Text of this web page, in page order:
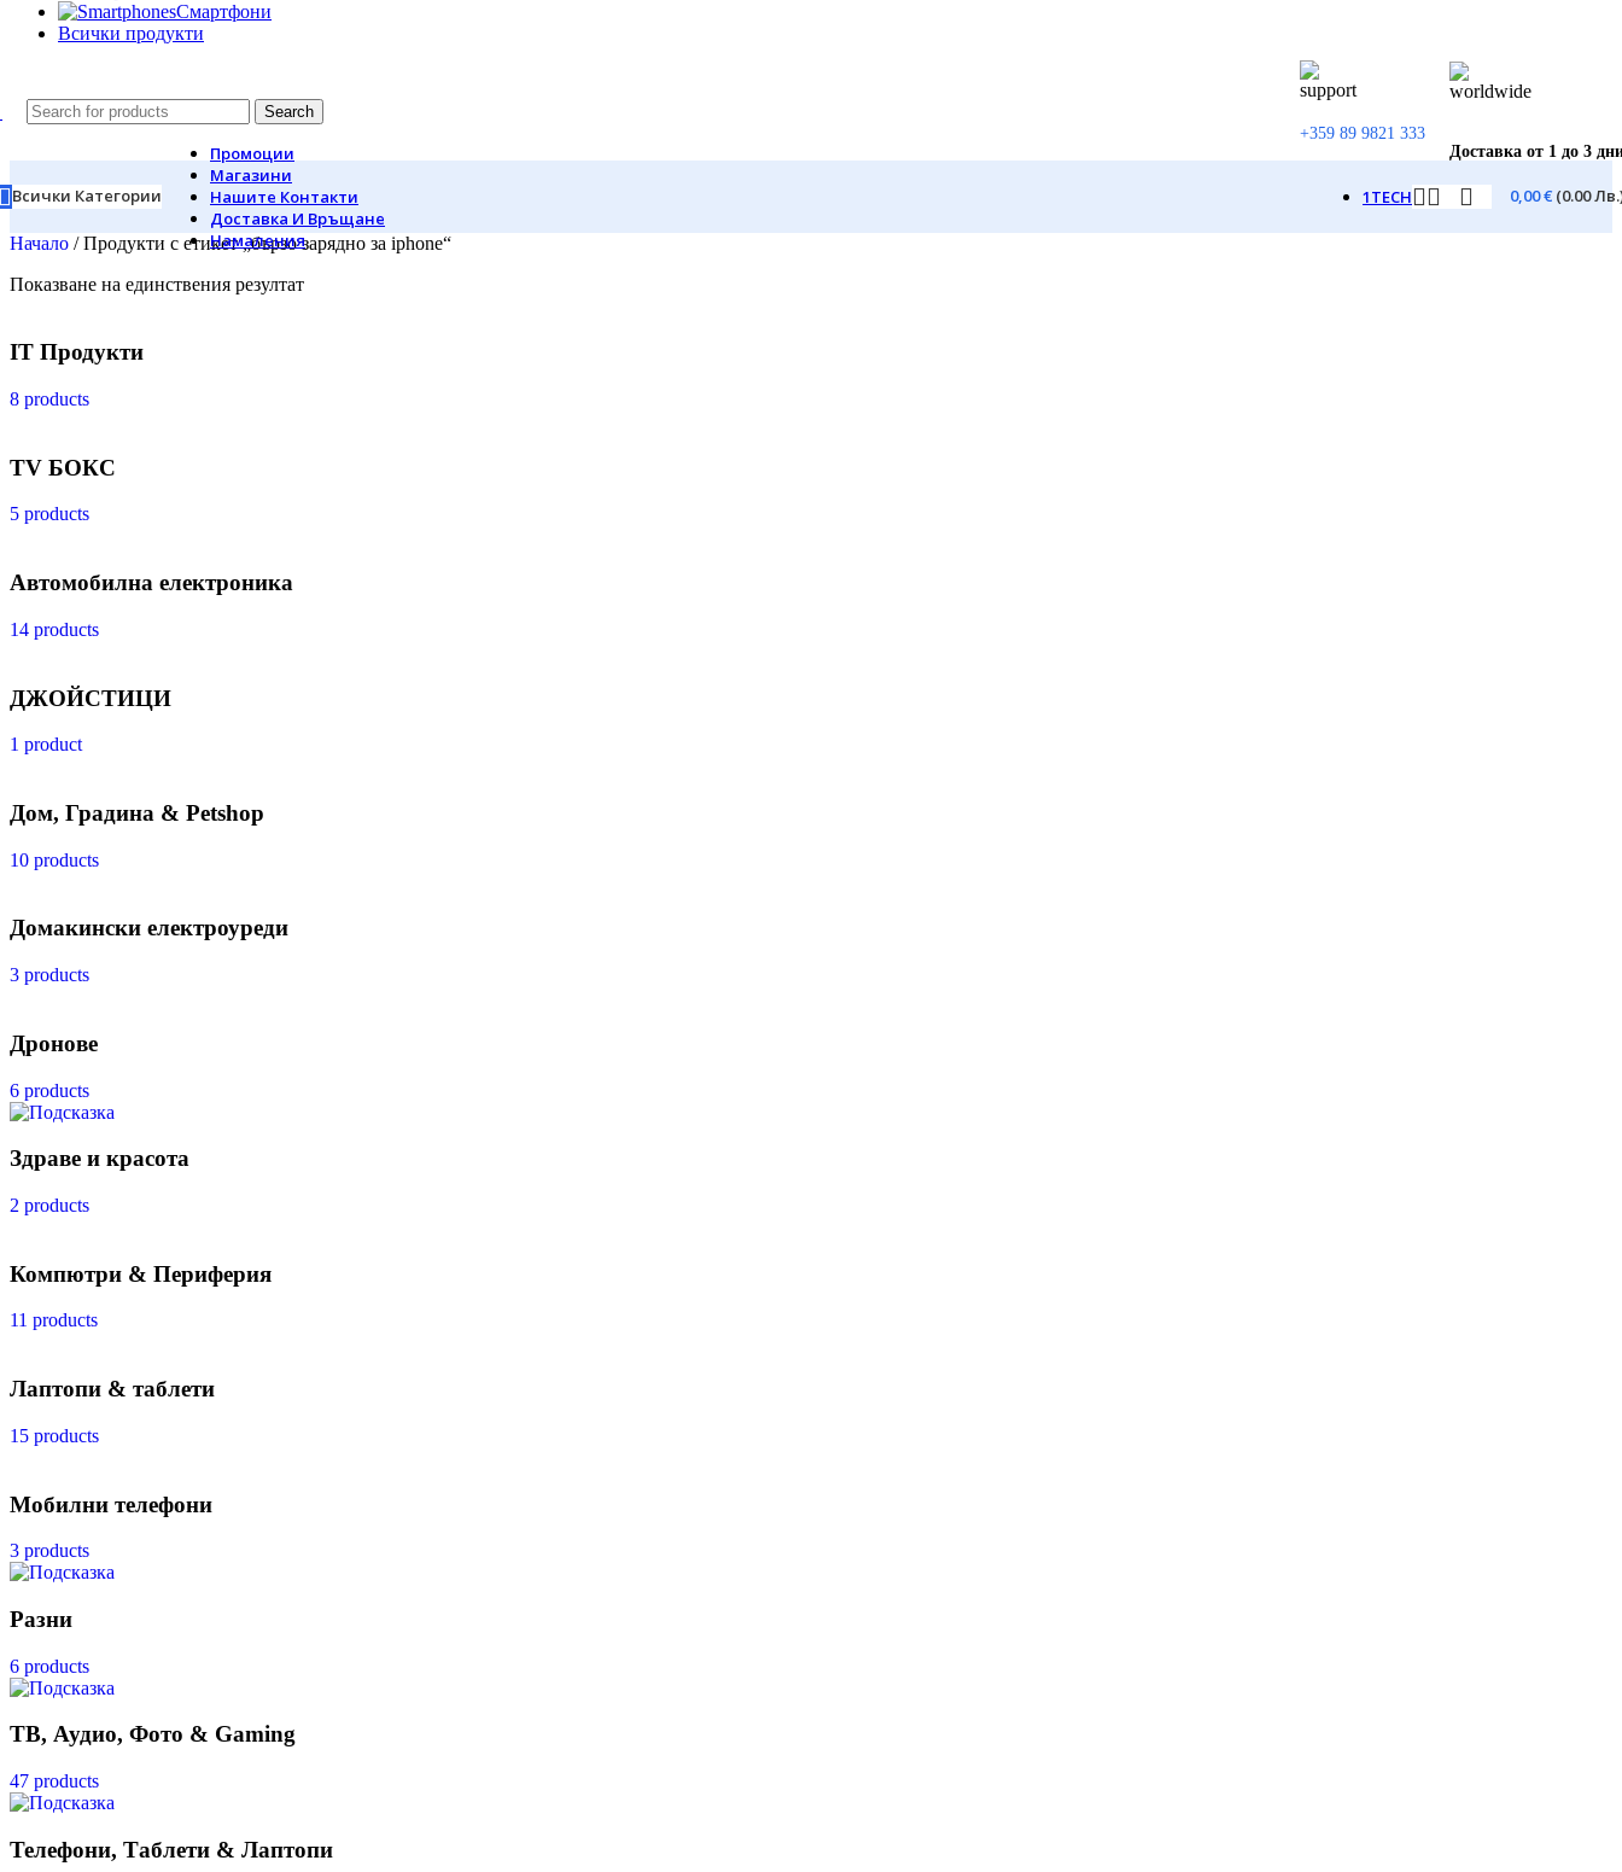
Смартфони
Всички продукти
Search
+359 89 9821 333
Доставка от 1 до 3
Всички Категории
Промоции
Магазини
Нашите Контакти
Доставка И Връщане
Намаления
1TECH 0,00€ (0.00
Начало / Продукти с етикет „бързо зарядно за iphone“
Показване на единствения резултат
IT Продукти
8 products
TV БОКС
5 products
Автомобилна електроника
14 products
ДЖОЙСТИЦИ
1 product
Дом, Градина & Petshop
10 products
Домакински електроуреди
3 products
Дронове
6 products
Здраве и красота
2 products
Компютри & Периферия
11 products
Лаптопи & таблети
15 products
Мобилни телефони
3 products
Разни
6 products
ТВ, Аудио, Фото & Gaming
47 products
Телефони, Таблети & Лаптопи